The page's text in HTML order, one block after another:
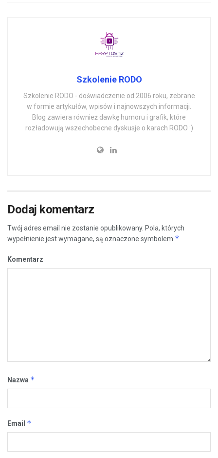
Szkolenie RODO
Szkolenie RODO - doświadczenie od 2006 roku, zebrane
w formie artykułów, wpisów i najnowszych informacji.
Blog zawiera również dawkę humoru i grafik, które
rozładowują wszechobecne dyskusje o karach RODO :)
Dodaj komentarz
Twój adres email nie zostanie opublikowany. Pola, których
wypełnienie jest wymagane, są oznaczone symbolem *
Komentarz
Nazwa *
Email *